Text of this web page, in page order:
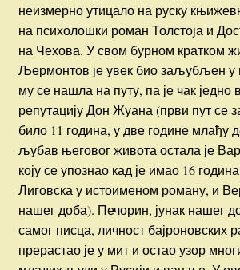
неизмерно утицало на руску
на психолошки роман Толстоја и
на Чехова. У свом бурном кратком
Љермонтов је увек био заљубљен у
му се нашла на путу, па је чак
репутацију Дон Жуана (први пут се
било 11 година, у две године млађу
љубав његовог живота остала је
коју се упознао кад је имао 16
Лиговска у истоименом роману, и
нашег доба). Печорин, јунак нашег
самог писца, личност бајроновских
прерастао је у мит и остао узор